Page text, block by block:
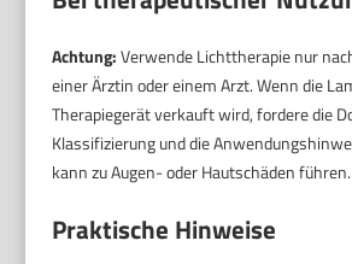
Achtung:Verwende Lichttherapie nur
einer Ärztin oder einem Arzt. Wenn die
Therapiegerät verkauft wird, fordere die
Klassifizierung und die
kann zu Augen- oder Hautschäden führen.
Praktische Hinweise